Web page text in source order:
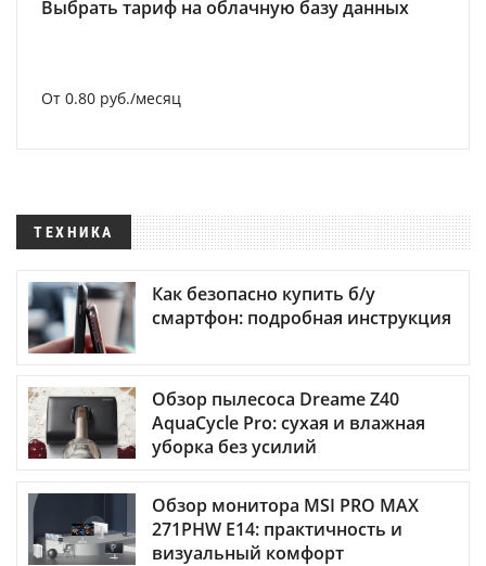
Выбрать тариф на облачную базу данных
От 0.80 руб./месяц
ТЕХНИКА
Как безопасно купить б/у
смартфон: подробная инструкция
Обзор пылесоса Dreame Z40
AquaCycle Pro: сухая и влажная
уборка без усилий
Обзор монитора MSI PRO MAX
271PHW E14: практичность и
визуальный комфорт